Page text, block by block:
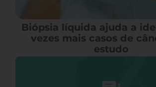
Biópsia líquida ajuda a
vezes mais casos de
estudo